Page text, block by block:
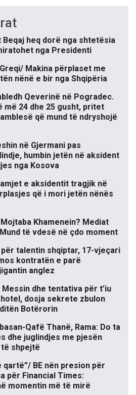
heq dorë nga shtetësia
nga Presidenti
Makina përplaset me
nënë e bir nga Shqipëria
Qeverinë në Pogradec.
24 dhe 25 gusht, pritet
që mund të ndryshojë
në Gjermani pas
humbin jetën në aksident
nga Kosova
e aksidentit tragjik në
që i mori jetën nënës
Khamenein? Mediat
të vdesë në çdo moment
për talentin shqiptar, 17-vjeçari
kontratën e parë
anglez
dhe tentativa për t’iu
dosja sekrete zbulon
Botërorin
Qafë Thanë, Rama: Do ta
dhe juglindjes me pjesën
shpejtë
qartë”/ BE nën presion për
për Financial Times:
momentin më të mirë